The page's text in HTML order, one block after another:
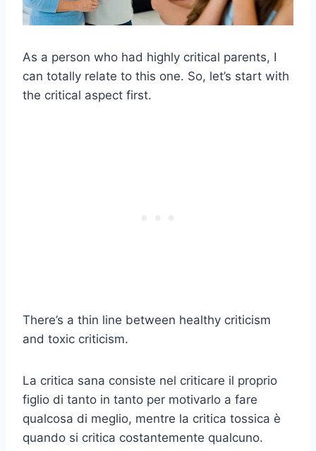
As a person who had highly critical parents, I
can totally relate to this one. So, let’s start with
the critical aspect first.
There’s a thin line between healthy criticism
and toxic criticism.
La critica sana consiste nel criticare il proprio
figlio di tanto in tanto per motivarlo a fare
qualcosa di meglio, mentre la critica tossica è
quando si critica costantemente qualcuno.